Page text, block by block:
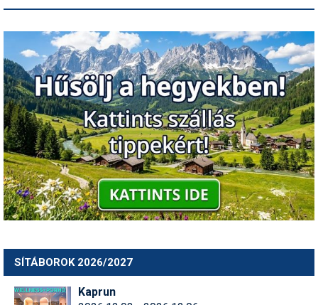
SÍTÁBOROK 2026/2027
Kaprun